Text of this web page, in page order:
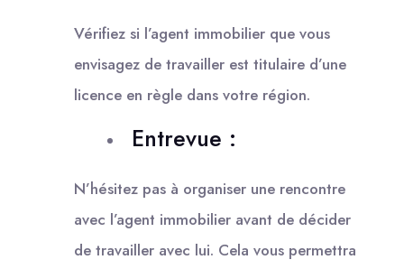
Vérifiez si l’agent immobilier que vous
envisagez de travailler est titulaire d’une
licence en règle dans votre région.
Entrevue :
N’hésitez pas à organiser une rencontre
avec l’agent immobilier avant de décider
de travailler avec lui. Cela vous permettra